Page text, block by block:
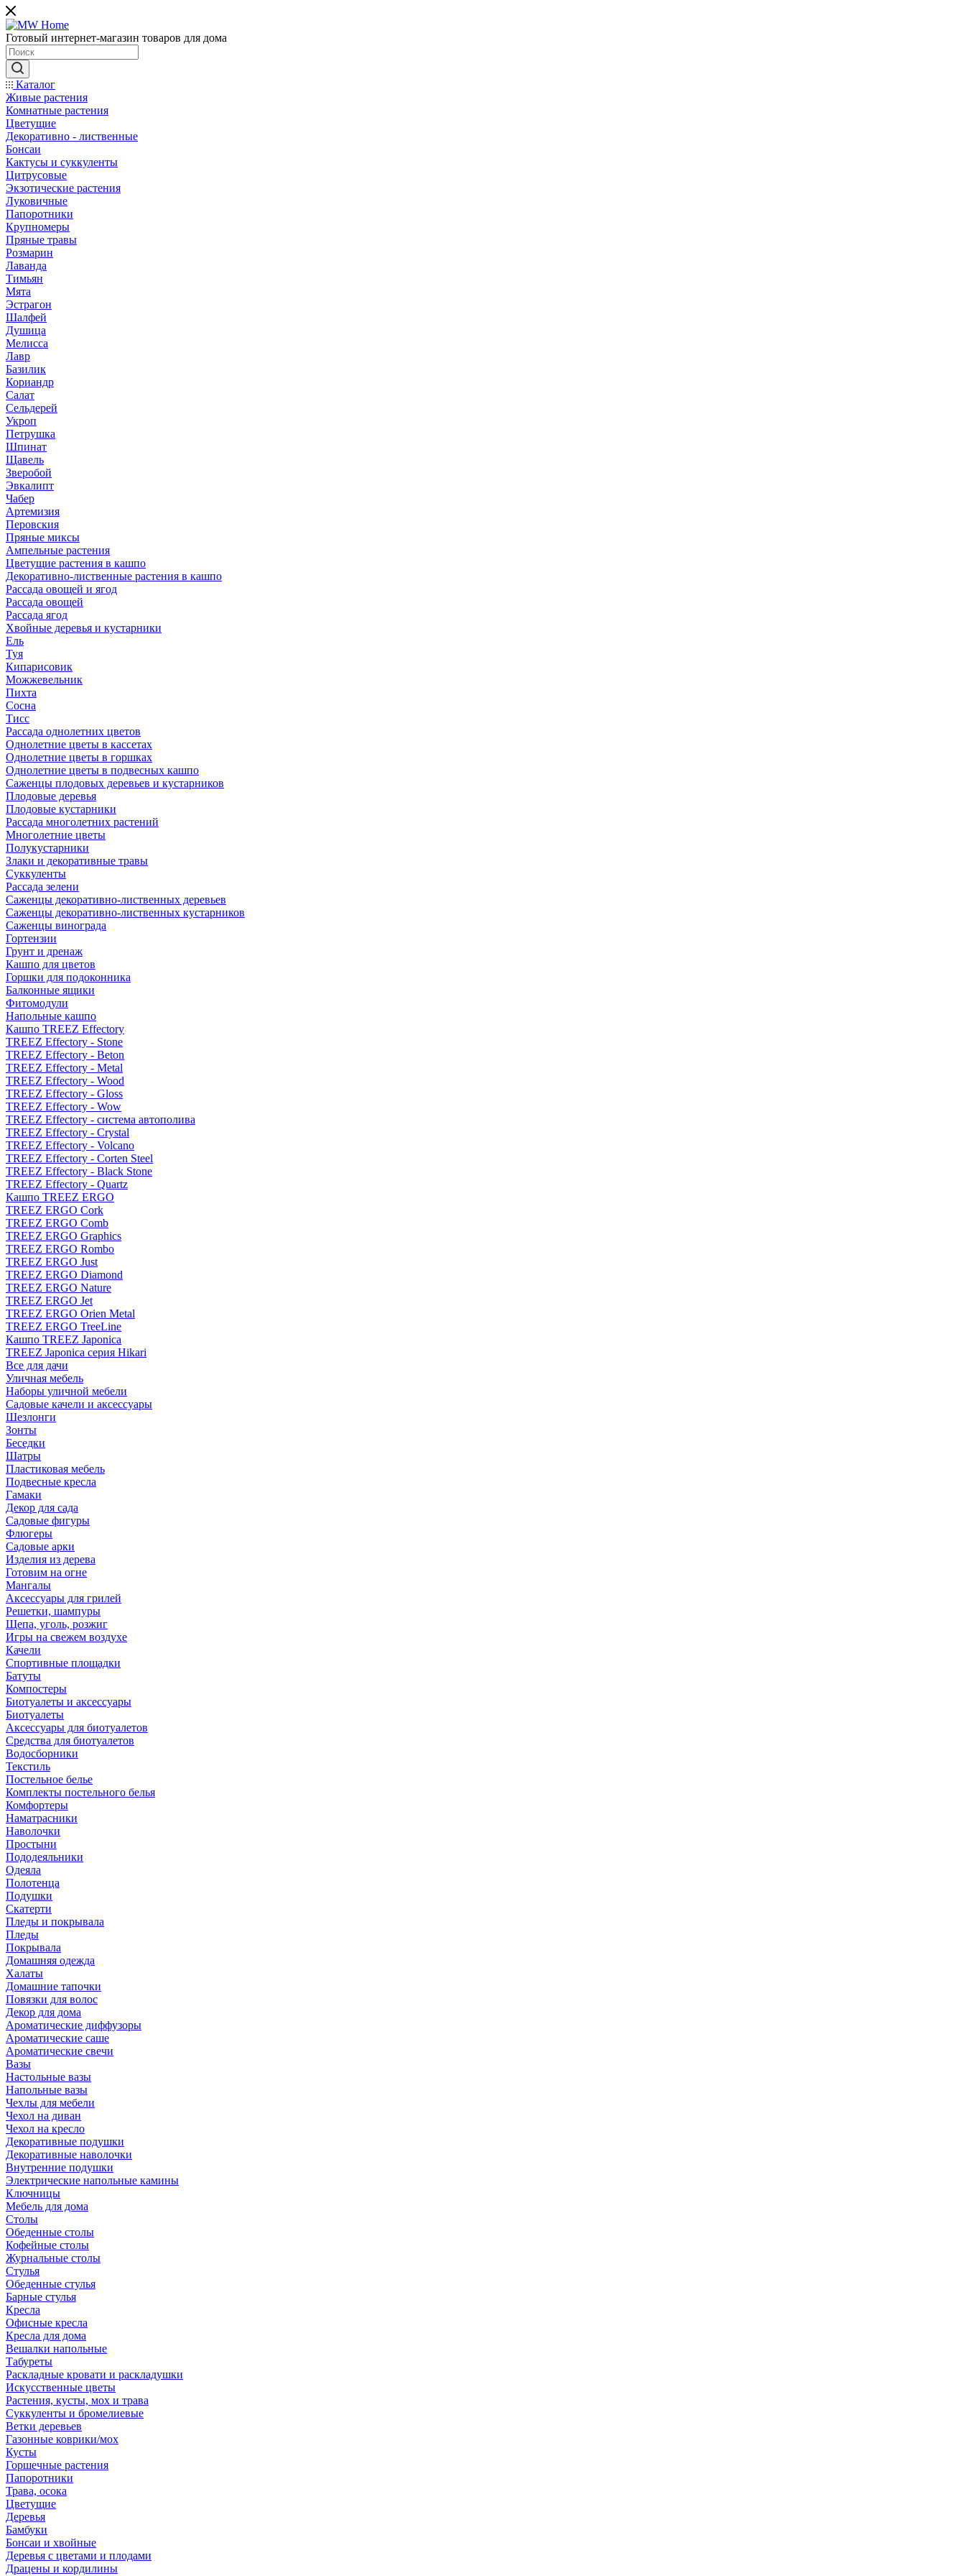
Готовый интернет-магазин товаров для дома
Каталог
Живые растения
Комнатные растения
Цветущие
Декоративно - лиственные
Бонсаи
Кактусы и суккуленты
Цитрусовые
Экзотические растения
Луковичные
Папоротники
Крупномеры
Пряные травы
Розмарин
Лаванда
Тимьян
Мята
Эстрагон
Шалфей
Душица
Мелисса
Лавр
Базилик
Кориандр
Салат
Сельдерей
Укроп
Петрушка
Шпинат
Щавель
Зверобой
Эвкалипт
Чабер
Артемизия
Перовския
Пряные миксы
Ампельные растения
Цветущие растения в кашпо
Декоративно-лиственные растения в кашпо
Рассада овощей и ягод
Рассада овощей
Рассада ягод
Хвойные деревья и кустарники
Ель
Туя
Кипарисовик
Можжевельник
Пихта
Сосна
Тисc
Рассада однолетних цветов
Однолетние цветы в кассетах
Однолетние цветы в горшках
Однолетние цветы в подвесных кашпо
Саженцы плодовых деревьев и кустарников
Плодовые деревья
Плодовые кустарники
Рассада многолетних растений
Многолетние цветы
Полукустарники
Злаки и декоративные травы
Суккуленты
Рассада зелени
Саженцы декоративно-лиственных деревьев
Саженцы декоративно-лиственных кустарников
Саженцы винограда
Гортензии
Грунт и дренаж
Кашпо для цветов
Горшки для подоконника
Балконные ящики
Фитомодули
Напольные кашпо
Кашпо TREEZ Effectory
TREEZ Effectory - Stone
TREEZ Effectory - Beton
TREEZ Effectory - Metal
TREEZ Effectory - Wood
TREEZ Effectory - Gloss
TREEZ Effectory - Wow
TREEZ Effectory - система автополива
TREEZ Effectory - Crystal
TREEZ Effectory - Volcano
TREEZ Effectory - Corten Steel
TREEZ Effectory - Black Stone
TREEZ Effectory - Quartz
Кашпо TREEZ ERGO
TREEZ ERGO Cork
TREEZ ERGO Comb
TREEZ ERGO Graphics
TREEZ ERGO Rombo
TREEZ ERGO Just
TREEZ ERGO Diamond
TREEZ ERGO Nature
TREEZ ERGO Jet
TREEZ ERGO Orien Metal
TREEZ ERGO TreeLine
Кашпо TREEZ Japonica
TREEZ Japonica серия Hikari
Все для дачи
Уличная мебель
Наборы уличной мебели
Садовые качели и аксессуары
Шезлонги
Зонты
Беседки
Шатры
Пластиковая мебель
Подвесные кресла
Гамаки
Декор для сада
Садовые фигуры
Флюгеры
Садовые арки
Изделия из дерева
Готовим на огне
Мангалы
Аксессуары для грилей
Решетки, шампуры
Щепа, уголь, розжиг
Игры на свежем воздухе
Качели
Спортивные площадки
Батуты
Компостеры
Биотуалеты и аксессуары
Биотуалеты
Аксессуары для биотуалетов
Средства для биотуалетов
Водосборники
Текстиль
Постельное белье
Комплекты постельного белья
Комфортеры
Наматрасники
Наволочки
Простыни
Пододеяльники
Одеяла
Полотенца
Подушки
Скатерти
Пледы и покрывала
Пледы
Покрывала
Домашняя одежда
Халаты
Домашние тапочки
Повязки для волос
Декор для дома
Ароматические диффузоры
Ароматические саше
Ароматические свечи
Вазы
Настольные вазы
Напольные вазы
Чехлы для мебели
Чехол на диван
Чехол на кресло
Декоративные подушки
Декоративные наволочки
Внутренние подушки
Электрические напольные камины
Ключницы
Мебель для дома
Столы
Обеденные столы
Кофейные столы
Журнальные столы
Стулья
Обеденные стулья
Барные стулья
Кресла
Офисные кресла
Кресла для дома
Вешалки напольные
Табуреты
Раскладные кровати и раскладушки
Искусственные цветы
Растения, кусты, мох и трава
Суккуленты и бромелиевые
Ветки деревьев
Газонные коврики/мох
Кусты
Горшечные растения
Папоротники
Трава, осока
Цветущие
Деревья
Бамбуки
Бонсаи и хвойные
Деревья с цветами и плодами
Драцены и кордилины